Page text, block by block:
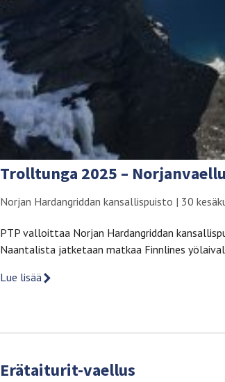
Trolltunga 2025 –
Norjan Hardangriddan kansallispuisto | 30
PTP valloittaa Norjan Hardangriddan
Naantalista jatketaan matkaa Finnlines
Lue lisää
Erätaiturit-vaellus